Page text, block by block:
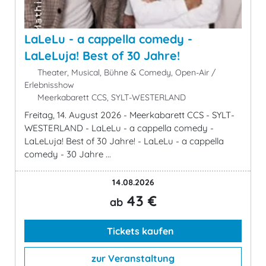
LaLeLu - a cappella comedy -
LaLeLuja! Best of 30 Jahre!
Theater, Musical, Bühne & Comedy, Open-Air /
Erlebnisshow
Meerkabarett CCS, SYLT-WESTERLAND
Freitag, 14. August 2026 - Meerkabarett CCS - SYLT-
WESTERLAND - LaLeLu - a cappella comedy -
LaLeLuja! Best of 30 Jahre! - LaLeLu - a cappella
comedy - 30 Jahre ...
14.08.2026
ab 43 €
Tickets kaufen
zur Veranstaltung